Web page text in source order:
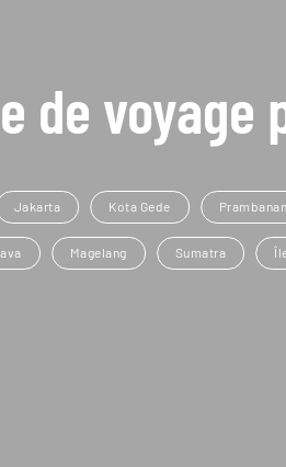
de
Jakarta Kota Gede Prambanan
Magelang Sumatra